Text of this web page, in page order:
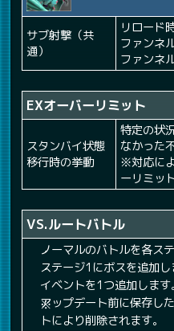
サブ射撃（共
通）
リロード
ファンネ
ファンネ
EXオーバーリミット
スタンバイ状態
移行時の挙動
特定の状
なかった
※対応に
ーリミッ
VS.ルートバトル
ノーマルのバトルを各ス
ステージ1にボスを追加し
イベントを1つ追加します。
アップデート前に保存し
トにより削除されます。